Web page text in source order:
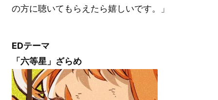
の方に聴いてもらえたら嬉しいです。」
EDテーマ
「六等星」ざらめ